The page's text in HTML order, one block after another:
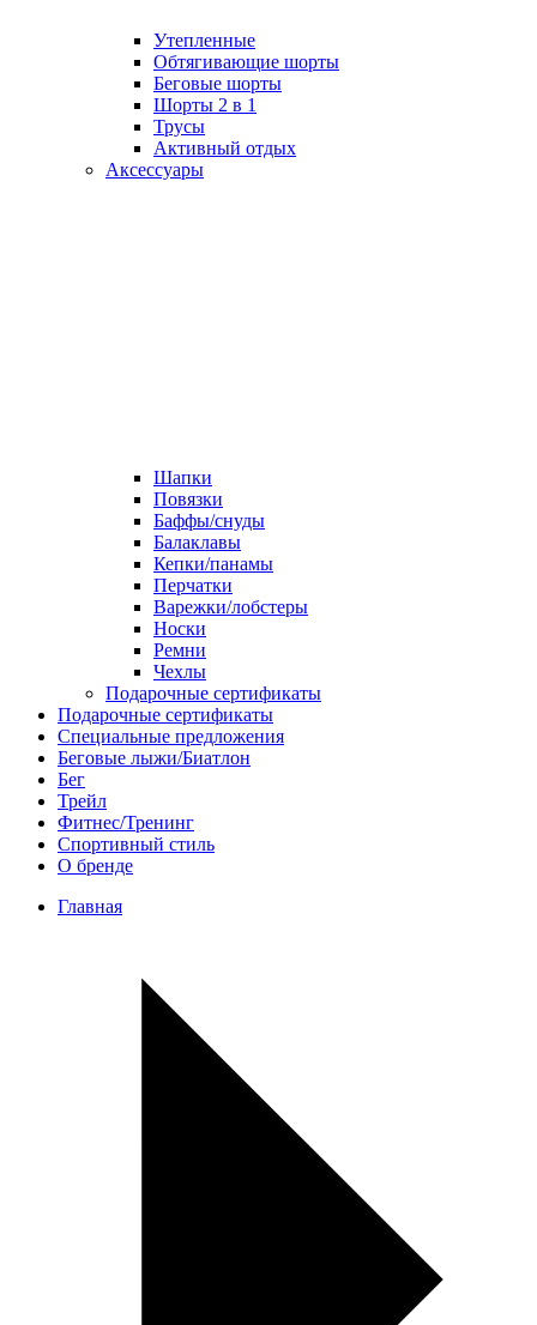
Утепленные
Обтягивающие шорты
Беговые шорты
Шорты 2 в 1
Трусы
Активный отдых
Аксессуары
Шапки
Повязки
Баффы/снуды
Балаклавы
Кепки/панамы
Перчатки
Варежки/лобстеры
Носки
Ремни
Чехлы
Подарочные сертификаты
Подарочные сертификаты
Специальные предложения
Беговые лыжи/Биатлон
Бег
Трейл
Фитнес/Тренинг
Спортивный стиль
О бренде
Главная